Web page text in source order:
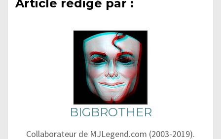
Article rédigé par :
BIGBROTHER
Collaborateur de MJLegend.com (2003-2019).